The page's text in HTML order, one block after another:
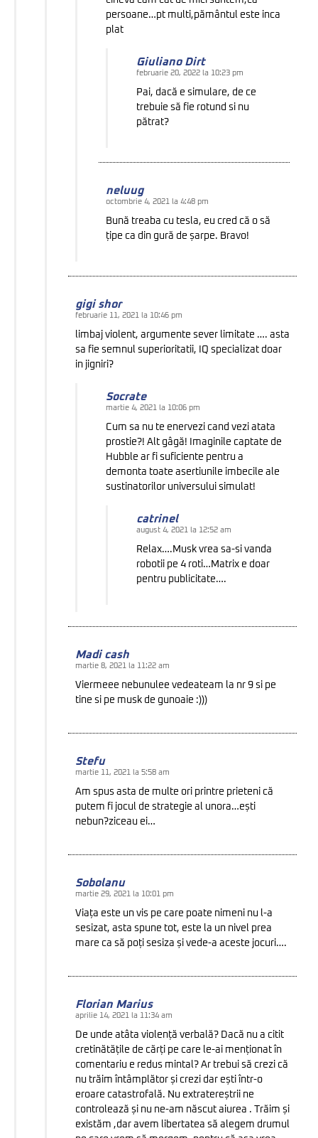
persoane…pt multi,pământul este inca
plat
Giuliano Dirt
februarie 20, 2022 la 10:23 pm
Pai, dacă e simulare, de ce
trebuie să fie rotund si nu
pătrat?
neluug
octombrie 4, 2021 la 4:48 pm
Bună treaba cu tesla, eu cred că o să
țipe ca din gură de șarpe. Bravo!
gigi shor
februarie 11, 2021 la 10:46 pm
limbaj violent, argumente sever limitate …. asta
sa fie semnul superioritatii, IQ specializat doar
in jigniri?
Socrate
martie 4, 2021 la 10:06 pm
Cum sa nu te enervezi cand vezi atata
prostie?! Alt gâgă! Imaginile captate de
Hubble ar fi suficiente pentru a
demonta toate asertiunile imbecile ale
sustinatorilor universului simulat!
catrinel
august 4, 2021 la 12:52 am
Relax….Musk vrea sa-si vanda
robotii pe 4 roti…Matrix e doar
pentru publicitate….
Madi cash
martie 8, 2021 la 11:22 am
Viermeee nebunulee vedeateam la nr 9 si pe
tine si pe musk de gunoaie :)))
Stefu
martie 11, 2021 la 5:58 am
Am spus asta de multe ori printre prieteni că
putem fi jocul de strategie al unora…ești
nebun?ziceau ei…
Sobolanu
martie 29, 2021 la 10:01 pm
Viața este un vis pe care poate nimeni nu l-a
sesizat, asta spune tot, este la un nivel prea
mare ca să poți sesiza și vede-a aceste jocuri….
Florian Marius
aprilie 14, 2021 la 11:34 am
De unde atâta violență verbală? Dacă nu a citit
cretinătățile de cărți pe care le-ai menționat în
comentariu e redus mintal? Ar trebui să crezi că
nu trăim întâmplător și crezi dar ești într-o
eroare catastrofală. Nu extratereștrii ne
controlează și nu ne-am născut aiurea . Trăim și
existăm ,dar avem libertatea să alegem drumul